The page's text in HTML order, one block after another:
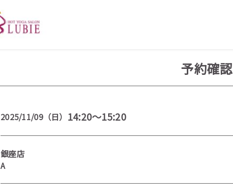
予約確認
2025/11/09（日） 14:20～15:20
銀座店
A